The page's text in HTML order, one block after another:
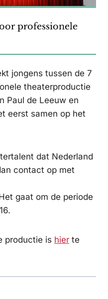
professionele
jongens tussen de 7
theaterproductie
Paul de Leeuw en
eerst samen op het
dat Nederland
contact op met
gaat om de periode
productie is hier te